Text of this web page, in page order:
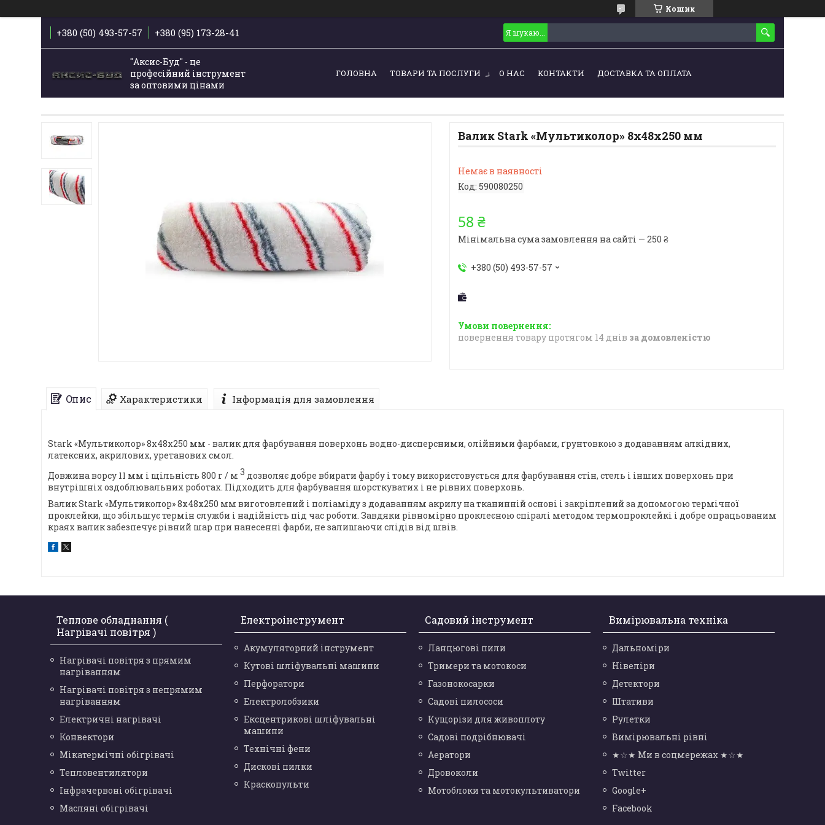
Кошик
+380 (50) 493-57-57 +380 (95) 173-28-41
"Аксис-Буд" - це
професійний інструмент
за оптовими цінами
ГОЛОВНА ТОВАРИ ТА ПОСЛУГИ О НАС КОНТАКТИ ДОСТАВКА ТА ОПЛАТА
Валик Stark «Мультиколор» 8х48х250 мм
Немає в наявності
Код: 590080250
58 ₴
Мінімальна сума замовлення на сайті — 250 ₴
+380 (50) 493-57-57
повернення товару протягом 14 днів за домовленістю
Опис Характеристики Інформація для замовлення
Stark «Мультиколор» 8х48х250 мм - валик для фарбування поверхонь водно-дисперсними, олійними фарбами, ґрунтовкою з додаванням алкідних,
латексних, акрилових, уретанових смол.
Довжина ворсу 11 мм і щільність 800 г / м 3 дозволяє добре вбирати фарбу і тому використовується для фарбування стін, стель і інших поверхонь при
внутрішніх оздоблювальних роботах. Підходить для фарбування шорсткуватих і не рівних поверхонь.
Валик Stark «Мультиколор» 8х48х250 мм виготовлений і поліаміду з додаванням акрилу на тканинній основі і закріплений за допомогою термічної
проклейки, що збільшує термін служби і надійність під час роботи. Завдяки рівномірно проклеєною спіралі методом термопроклейкі і добре опрацьованим
краях валик забезпечує рівний шар при нанесенні фарби, не залишаючи слідів від швів.
Теплове обладнання (
Нагрівачі повітря )
Нагрівачі повітря з прямим
нагріванням
Нагрівачі повітря з непрямим
нагріванням
Електричні нагрівачі
Конвектори
Мікатермічні обігрівачі
Тепловентилятори
Інфрачервоні обігрівачі
Масляні обігрівачі
Електроінструмент
Акумуляторний інструмент
Кутові шліфувальні машини
Перфоратори
Електролобзики
Ексцентрикові шліфувальні
машини
Технічні фени
Дискові пилки
Краскопульти
Садовий інструмент
Ланцюгові пили
Тримери та мотокоси
Газонокосарки
Садові пилососи
Кущорізи для живоплоту
Садові подрібнювачі
Аератори
Дровоколи
Мотоблоки та мотокультиватори
Вимірювальна техніка
Дальноміри
Нівеліри
Детектори
Штативи
Рулетки
Вимірювальні рівні
★☆★ Ми в соцмережах ★☆★
Twitter
Google+
Facebook